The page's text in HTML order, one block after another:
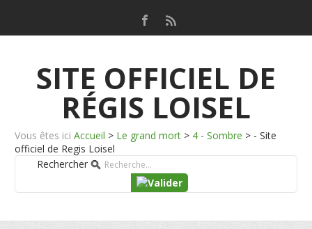
SITE OFFICIEL DE
RÉGIS LOISEL
Vous êtes ici Accueil > Le grand mort > 4 - Sombre > - Site
officiel de Regis Loisel
Rechercher